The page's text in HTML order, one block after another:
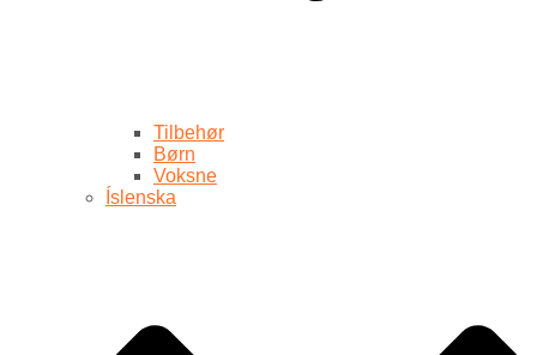
Tilbehør
Børn
Voksne
Íslenska